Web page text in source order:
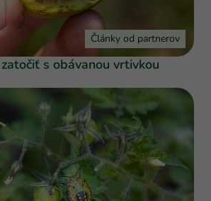
Články od partnerov
s obávanou vrtivkou